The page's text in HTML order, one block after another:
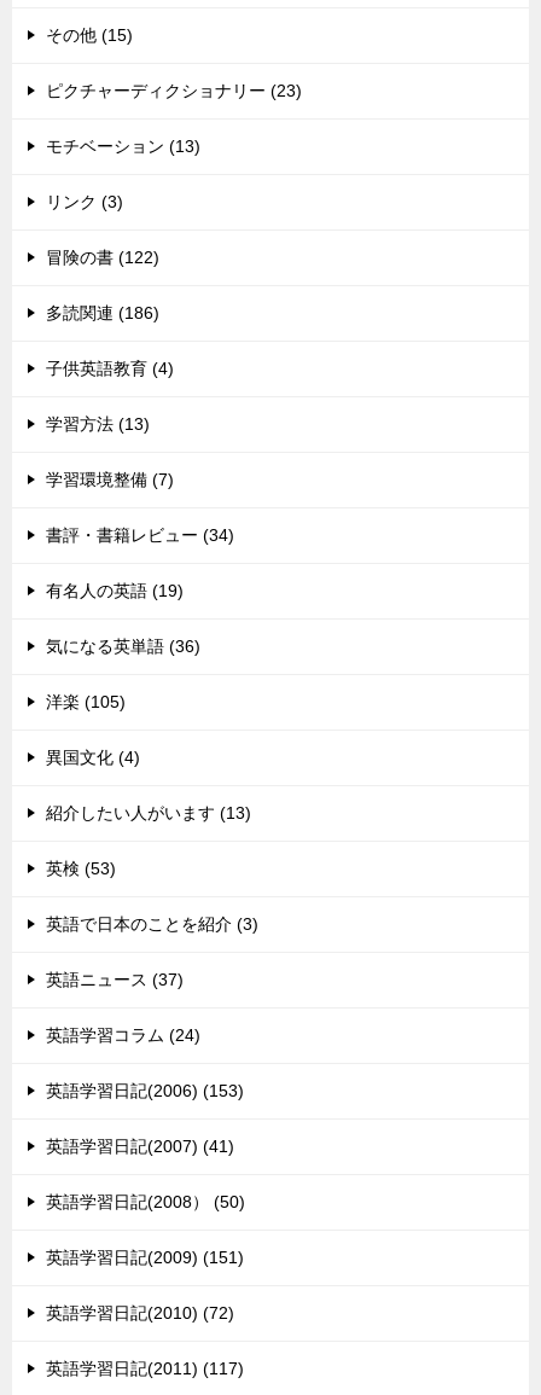
その他 (15)
ピクチャーディクショナリー (23)
モチベーション (13)
リンク (3)
冒険の書 (122)
多読関連 (186)
子供英語教育 (4)
学習方法 (13)
学習環境整備 (7)
書評・書籍レビュー (34)
有名人の英語 (19)
気になる英単語 (36)
洋楽 (105)
異国文化 (4)
紹介したい人がいます (13)
英検 (53)
英語で日本のことを紹介 (3)
英語ニュース (37)
英語学習コラム (24)
英語学習日記(2006) (153)
英語学習日記(2007) (41)
英語学習日記(2008） (50)
英語学習日記(2009) (151)
英語学習日記(2010) (72)
英語学習日記(2011) (117)